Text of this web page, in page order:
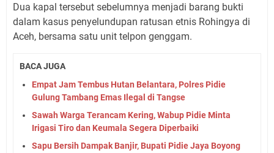
Dua kapal tersebut sebelumnya menjadi barang bukti
dalam kasus penyelundupan ratusan etnis Rohingya di
Aceh, bersama satu unit telpon genggam.
BACA JUGA
Empat Jam Tembus Hutan Belantara, Polres Pidie
Gulung Tambang Emas Ilegal di Tangse
Sawah Warga Terancam Kering, Wabup Pidie Minta
Irigasi Tiro dan Keumala Segera Diperbaiki
Sapu Bersih Dampak Banjir, Bupati Pidie Jaya Boyong